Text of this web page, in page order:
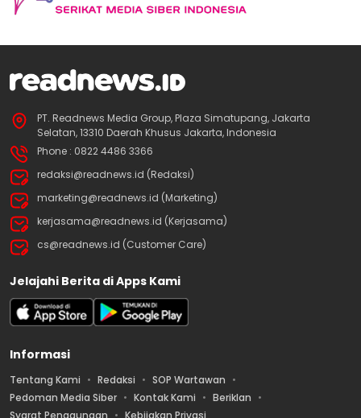
PT. Readnews Media Group, Plaza Simatupang, Jakarta
Selatan, 13310 Daerah Khusus Jakarta, Indonesia
Phone : 0822 4486 3366
redaksi@readnews.id (Redaksi)
marketing@readnews.id (Marketing)
kerjasama@readnews.id (Kerjasama)
cs@readnews.id (Customer Care)
Jelajahi Berita di Apps Kami
Informasi
Tentang Kami Redaksi
SOP Wartawan
Pedoman Media Siber
Kontak Kami
Beriklan
Syarat Penggunaan
Kebijakan Privasi